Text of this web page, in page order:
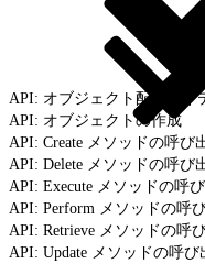
API: オブジェクト配列アイ
API: オブジェクトの作成
API: Create メソッドの呼び
API: Delete メソッドの呼び
API: Execute メソッドの呼
API: Perform メソッドの呼
API: Retrieve メソッドの呼
API: Update メソッドの呼び